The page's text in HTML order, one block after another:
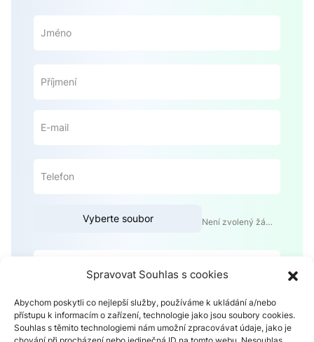
Spravovat Souhlas s cookies
Abychom poskytli co nejlepší služby, používáme k ukládání a/nebo
přístupu k informacím o zařízení, technologie jako jsou soubory cookies.
Souhlas s těmito technologiemi nám umožní zpracovávat údaje, jako je
Vyberte soubor Není zvolený žádný soubor